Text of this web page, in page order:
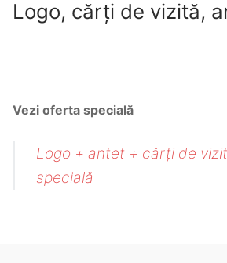
Logo, cărți de vizită,
Vezi oferta specială
Logo + antet + cărți de
specială